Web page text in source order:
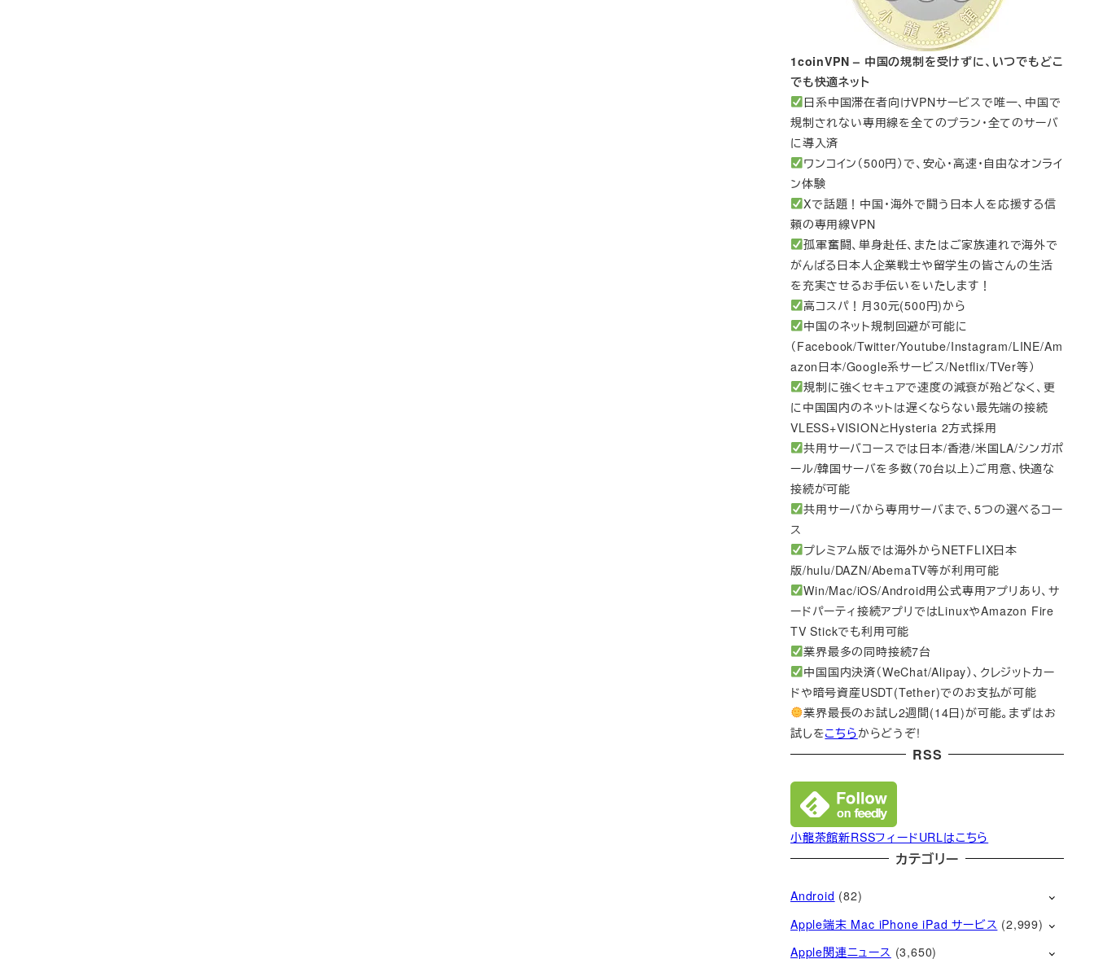
1coinVPN – 中国の規制を受けずに、いつでもどこ
でも快適ネット
日系中国滞在者向けVPNサービスで唯一、中国で
規制されない専用線を全てのプラン・全てのサーバ
に導入済
ワンコイン（500円）で、安心・高速・自由なオンライ
ン体験
Xで話題！中国・海外で闘う日本人を応援する信
頼の専用線VPN
孤軍奮闘、単身赴任、またはご家族連れで海外で
がんばる日本人企業戦士や留学生の皆さんの生活
を充実させるお手伝いをいたします！
高コスパ！月30元(500円)から
中国のネット規制回避が可能に
（Facebook/Twitter/Youtube/Instagram/LINE/Am
azon日本/Google系サービス/Netflix/TVer等）
規制に強くセキュアで速度の減衰が殆どなく、更
に中国国内のネットは遅くならない最先端の接続
VLESS+VISIONとHysteria 2方式採用
共用サーバコースでは日本/香港/米国LA/シンガポ
ール/韓国サーバを多数（70台以上）ご用意、快適な
接続が可能
共用サーバから専用サーバまで、5つの選べるコー
ス
プレミアム版では海外からNETFLIX日本
版/hulu/DAZN/AbemaTV等が利用可能
Win/Mac/iOS/Android用公式専用アプリあり、サ
ードパーティ接続アプリではLinuxやAmazon Fire
TV Stickでも利用可能
業界最多の同時接続7台
中国国内決済（WeChat/Alipay）、クレジットカー
ドや暗号資産USDT(Tether)でのお支払が可能
業界最長のお試し2週間(14日)が可能。まずはお
試しをこちらからどうぞ!
RSS
小龍茶館新RSSフィードURLはこちら
カテゴリー
Android (82)
Apple端末 Mac iPhone iPad サービス (2,999)
Apple関連ニュース (3,650)